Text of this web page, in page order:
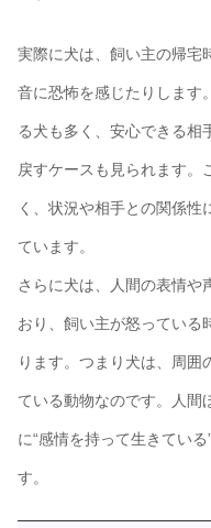
実際に犬は、飼い主の帰宅
音に恐怖を感じたりします
る犬も多く、安心できる相
戻すケースも見られます。
く、状況や相手との関係
ています。
さらに犬は、人間の表情や
おり、飼い主が怒っている
ります。つまり犬は、周囲
ている動物なのです。人間
に“感情を持って生きてい
す。